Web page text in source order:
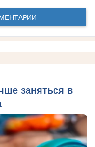
заняться в